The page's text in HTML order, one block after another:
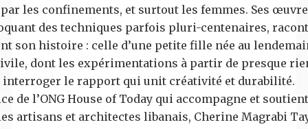
les confinements, et surtout les femmes. Ses
des techniques parfois pluri-centenaires,
son histoire : celle d’une petite fille née au
dont les expérimentations à partir de presque
interroger le rapport qui unit créativité et durabilité.
de l’ONG House of Today qui accompagne et
artisans et architectes libanais, Cherine Magrabi